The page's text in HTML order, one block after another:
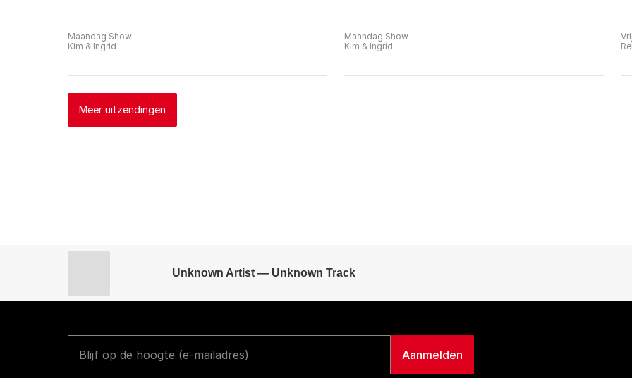
Maandag Show
Kim & Ingrid
Maandag Show
Kim & Ingrid
Meer uitzendingen
Unknown Artist — Unknown Track